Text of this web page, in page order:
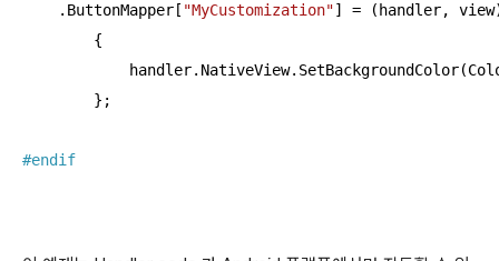
    .ButtonMapper[
"MyCustomization"] = (handler,
        {
        };
#endif